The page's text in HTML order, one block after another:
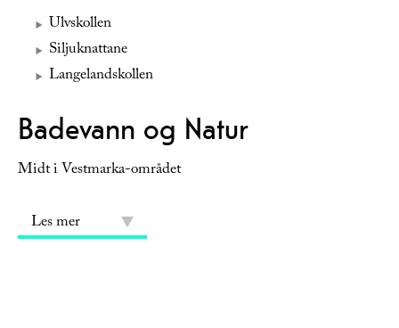
Ulvskollen
Siljuknattane
Langelandskollen
Badevann og Natur
Midt i Vestmarka-området
Les mer